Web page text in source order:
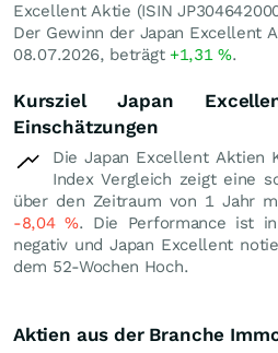
Excellent Aktie (ISIN
Der Gewinn der Japan Excellent
08.07.2026, beträgt +1,31%.
Kursziel Japan
Einschätzungen
Die Japan Excellent Aktien
Index Vergleich zeigt eine
über den Zeitraum von 1 Jahr
-8,04%. Die Performance ist
negativ und Japan Excellent
dem 52-Wochen Hoch.
Aktien aus der Branche